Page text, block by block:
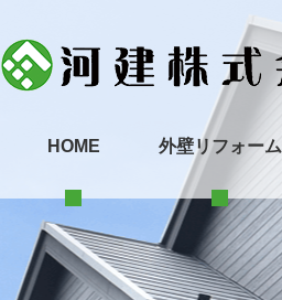
HOME 外壁リフォーム